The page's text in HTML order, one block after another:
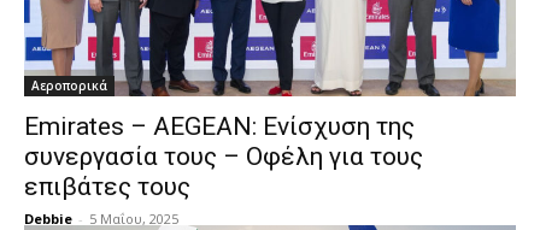
Αεροπορικά
Emirates – AEGEAN: Ενίσχυση της
συνεργασία τους – Οφέλη για τους
επιβάτες τους
Debbie - 5 Μαΐου, 2025